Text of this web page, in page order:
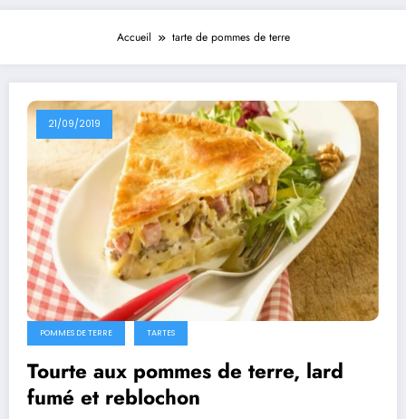
Accueil tarte de pommes de terre
21/09/2019
POMMES DE TERRE TARTES
Tourte aux pommes de terre, lard
fumé et reblochon